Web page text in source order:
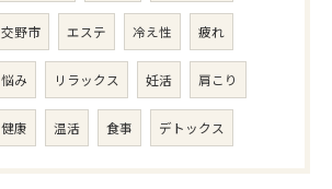
交野市 エステ 冷え性 疲れ
悩み リラックス 妊活 肩こり
健康 温活 食事 デトックス